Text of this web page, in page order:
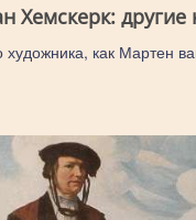
Хемскерк:
как Мартен